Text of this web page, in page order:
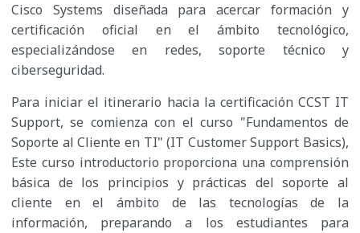
Cisco Systems diseñada para acercar formación y
certificación oficial en el ámbito tecnológico,
especializándose en redes, soporte técnico y
ciberseguridad.​
Para iniciar el itinerario hacia la certificación CCST IT
Support, se comienza con el curso "Fundamentos de
Soporte al Cliente en TI" (IT Customer Support Basics),
Este curso introductorio proporciona una comprensión
básica de los principios y prácticas del soporte al
cliente en el ámbito de las tecnologías de la
información, preparando a los estudiantes para